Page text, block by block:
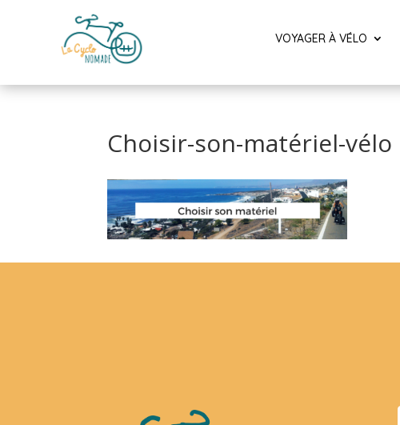
VOYAGER À VÉLO
Choisir-son-matériel-vélo